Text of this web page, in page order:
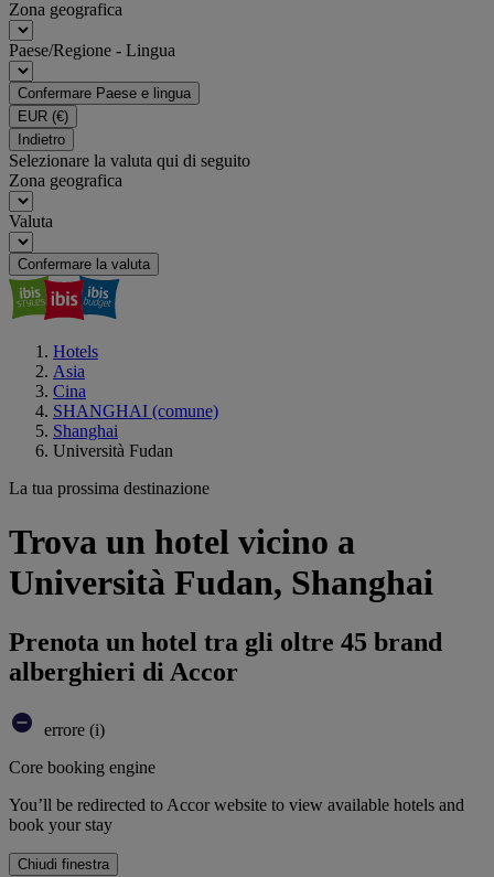
Zona geografica
Paese/Regione - Lingua
Confermare Paese e lingua
EUR (€)
Indietro
Selezionare la valuta qui di seguito
Zona geografica
Valuta
Confermare la valuta
Hotels
Asia
Cina
SHANGHAI (comune)
Shanghai
Università Fudan
La tua prossima destinazione
Trova un hotel vicino a
Università Fudan, Shanghai
Prenota un hotel tra gli oltre 45 brand
alberghieri di Accor
errore (i)
Core booking engine
You’ll be redirected to Accor website to view available hotels and
book your stay
Chiudi finestra